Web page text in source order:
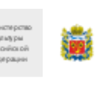
Министерство
культуры
Российской
федерации